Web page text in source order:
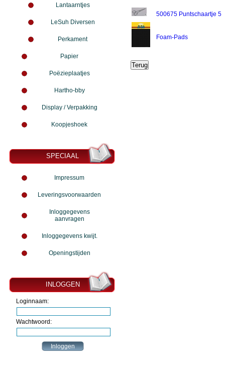
Lantaarntjes
LeSuh Diversen
Perkament
Papier
Poëzieplaatjes
Hartho-bby
Display / Verpakking
Koopjeshoek
SPECIAAL
Impressum
Leveringsvoorwaarden
Inloggegevens
aanvragen
Inloggegevens kwijt.
Openingstijden
INLOGGEN
Loginnaam:
Wachtwoord:
500675 Puntschaartje 5
Foam-Pads